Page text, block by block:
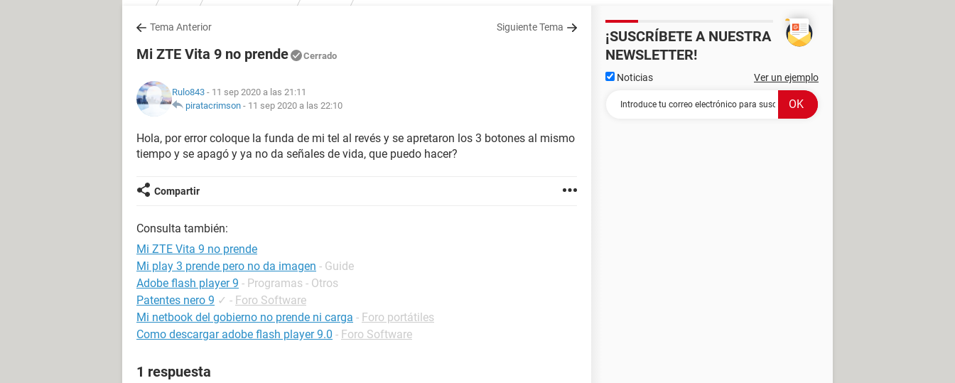
Tema Anterior Siguiente Tema
Mi ZTE Vita 9 no prende Cerrado
Rulo843 - 11 sep 2020 a las 21:11
piratacrimson - 11 sep 2020 a las 22:10
Hola, por error coloque la funda de mi tel al revés y se apretaron los 3 botones al mismo
tiempo y se apagó y ya no da señales de vida, que puedo hacer?
Compartir
Consulta también:
Mi ZTE Vita 9 no prende
Mi play 3 prende pero no da imagen - Guide
Adobe flash player 9 - Programas - Otros
Patentes nero 9 ✓ - Foro Software
Mi netbook del gobierno no prende ni carga - Foro portátiles
Como descargar adobe flash player 9.0 - Foro Software
1 respuesta
¡SUSCRÍBETE A NUESTRA
NEWSLETTER!
Noticias Ver un ejemplo